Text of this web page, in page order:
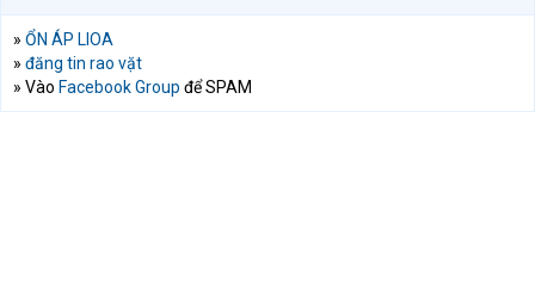
» ỔN ÁP LIOA
» đăng tin rao vặt
» Vào Facebook Group để SPAM